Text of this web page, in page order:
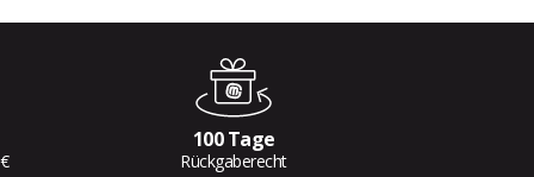
100 Tage
Rückgaberecht